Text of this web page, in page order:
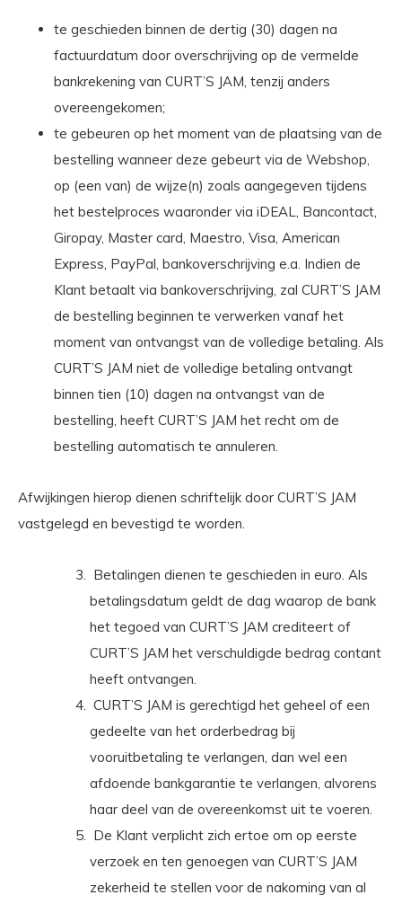
te geschieden binnen de dertig (30) dagen na
factuurdatum door overschrijving op de vermelde
bankrekening van CURT’S JAM, tenzij anders
overeengekomen;
te gebeuren op het moment van de plaatsing van de
bestelling wanneer deze gebeurt via de Webshop,
op (een van) de wijze(n) zoals aangegeven tijdens
het bestelproces waaronder via iDEAL, Bancontact,
Giropay, Master card, Maestro, Visa, American
Express, PayPal, bankoverschrijving e.a. Indien de
Klant betaalt via bankoverschrijving, zal CURT’S JAM
de bestelling beginnen te verwerken vanaf het
moment van ontvangst van de volledige betaling. Als
CURT’S JAM niet de volledige betaling ontvangt
binnen tien (10) dagen na ontvangst van de
bestelling, heeft CURT’S JAM het recht om de
bestelling automatisch te annuleren.
Afwijkingen hierop dienen schriftelijk door CURT’S JAM
vastgelegd en bevestigd te worden.
Betalingen dienen te geschieden in euro. Als
betalingsdatum geldt de dag waarop de bank
het tegoed van CURT’S JAM crediteert of
CURT’S JAM het verschuldigde bedrag contant
heeft ontvangen.
CURT’S JAM is gerechtigd het geheel of een
gedeelte van het orderbedrag bij
vooruitbetaling te verlangen, dan wel een
afdoende bankgarantie te verlangen, alvorens
haar deel van de overeenkomst uit te voeren.
De Klant verplicht zich ertoe om op eerste
verzoek en ten genoegen van CURT’S JAM
zekerheid te stellen voor de nakoming van al